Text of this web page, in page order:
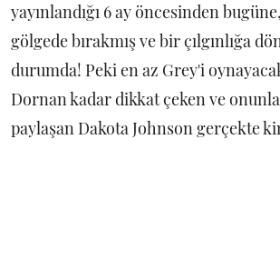
yayınlandığı 6 ay öncesinden
gölgede bırakmış ve bir çılgınlığa
durumda! Peki en az Grey'i
Dornan kadar dikkat çeken ve
paylaşan Dakota Johnson gerçekte